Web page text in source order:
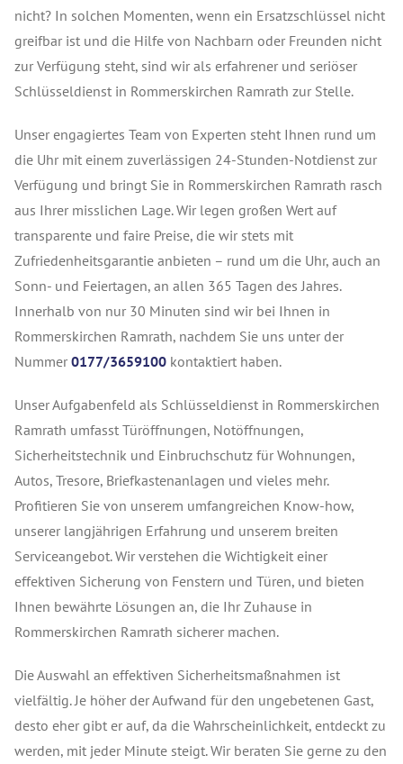
nicht? In solchen Momenten, wenn ein Ersatzschlüssel nicht
greifbar ist und die Hilfe von Nachbarn oder Freunden nicht
zur Verfügung steht, sind wir als erfahrener und seriöser
Schlüsseldienst in Rommerskirchen Ramrath zur Stelle.
Unser engagiertes Team von Experten steht Ihnen rund um
die Uhr mit einem zuverlässigen 24-Stunden-Notdienst zur
Verfügung und bringt Sie in Rommerskirchen Ramrath rasch
aus Ihrer misslichen Lage. Wir legen großen Wert auf
transparente und faire Preise, die wir stets mit
Zufriedenheitsgarantie anbieten – rund um die Uhr, auch an
Sonn- und Feiertagen, an allen 365 Tagen des Jahres.
Innerhalb von nur 30 Minuten sind wir bei Ihnen in
Rommerskirchen Ramrath, nachdem Sie uns unter der
Nummer 0177/3659100 kontaktiert haben.
Unser Aufgabenfeld als Schlüsseldienst in Rommerskirchen
Ramrath umfasst Türöffnungen, Notöffnungen,
Sicherheitstechnik und Einbruchschutz für Wohnungen,
Autos, Tresore, Briefkastenanlagen und vieles mehr.
Profitieren Sie von unserem umfangreichen Know-how,
unserer langjährigen Erfahrung und unserem breiten
Serviceangebot. Wir verstehen die Wichtigkeit einer
effektiven Sicherung von Fenstern und Türen, und bieten
Ihnen bewährte Lösungen an, die Ihr Zuhause in
Rommerskirchen Ramrath sicherer machen.
Die Auswahl an effektiven Sicherheitsmaßnahmen ist
vielfältig. Je höher der Aufwand für den ungebetenen Gast,
desto eher gibt er auf, da die Wahrscheinlichkeit, entdeckt zu
werden, mit jeder Minute steigt. Wir beraten Sie gerne zu den